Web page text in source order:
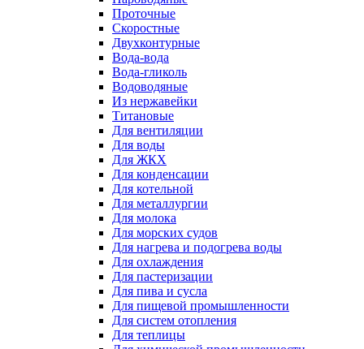
Проточные
Скоростные
Двухконтурные
Вода-вода
Вода-гликоль
Водоводяные
Из нержавейки
Титановые
Для вентиляции
Для воды
Для ЖКХ
Для конденсации
Для котельной
Для металлургии
Для молока
Для морских судов
Для нагрева и подогрева воды
Для охлаждения
Для пастеризации
Для пива и сусла
Для пищевой промышленности
Для систем отопления
Для теплицы